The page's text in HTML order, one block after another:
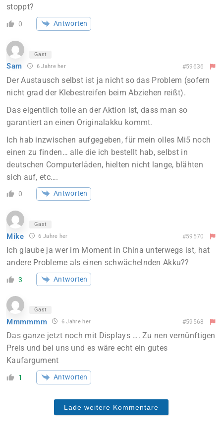
stoppt?
0 Antworten
Gast
Sam 6 Jahre her #59636
Der Austausch selbst ist ja nicht so das Problem (sofern
nicht grad der Klebestreifen beim Abziehen reißt).
Das eigentlich tolle an der Aktion ist, dass man so
garantiert an einen Originalakku kommt.
Ich hab inzwischen aufgegeben, für mein olles Mi5 noch
einen zu finden… alle die ich bestellt hab, selbst in
deutschen Computerläden, hielten nicht lange, blähten
sich auf, etc….
0 Antworten
Gast
Mike 6 Jahre her #59570
Ich glaube ja wer im Moment in China unterwegs ist, hat
andere Probleme als einen schwächelnden Akku??
3 Antworten
Gast
Mmmmmm 6 Jahre her #59568
Das ganze jetzt noch mit Displays …. Zu nen vernünftigen
Preis und bei uns und es wäre echt ein gutes
Kaufargument
1 Antworten
Lade weitere Kommentare